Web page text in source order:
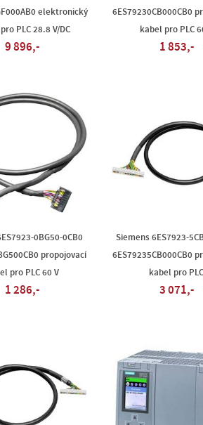
elektronický
PLC 28.8 V/DC
9 896,-
6ES79230CB000CB0
kabel pro PLC
1 853,-
0BG50-0CB0
propojovací
pro PLC 60 V
1 286,-
Siemens 6ES7923-
6ES79235CB000CB0
kabel pro PLC
3 071,-